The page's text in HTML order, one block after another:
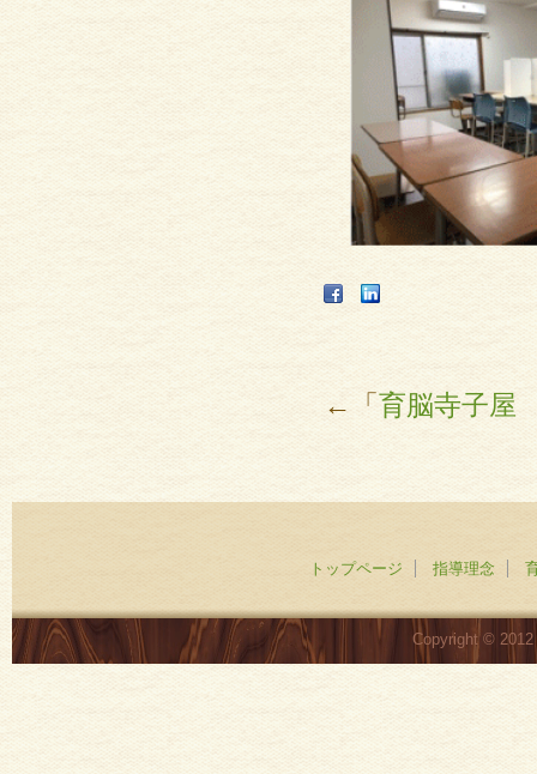
←「育脳寺子屋
トップページ 指導理念
Copyright ©